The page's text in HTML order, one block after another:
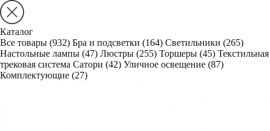
Каталог
Все товары (932) Бра и подсветки (164) Светильники (265)
Настольные лампы (47) Люстры (255) Торшеры (45) Текстильная
трековая система Сатори (42) Уличное освещение (87)
Комплектующие (27)